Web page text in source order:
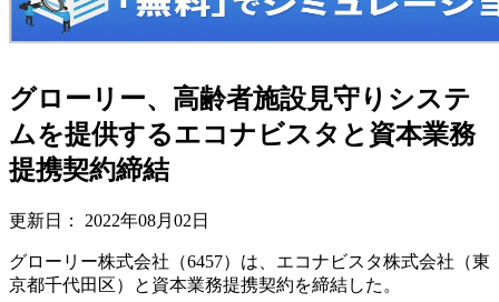
グローリー、高齢者施設見守りシステ
ムを提供するエコナビスタと資本業務
提携契約締結
更新日： 2022年08月02日
グローリー株式会社（6457）は、エコナビスタ株式会社（東
京都千代田区）と資本業務提携契約を締結した。